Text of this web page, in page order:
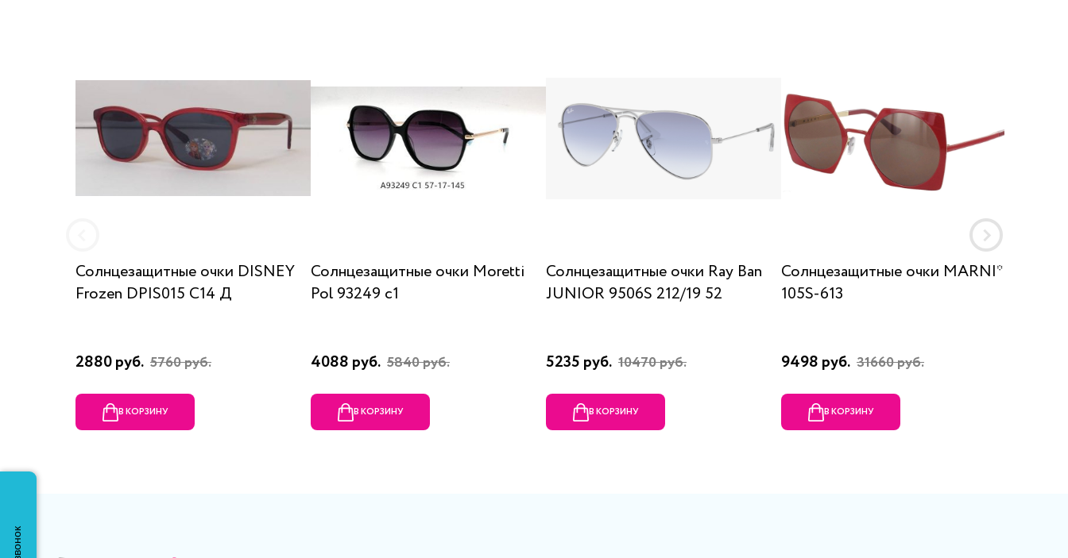
Солнцезащитные очки DISNEY
Frozen DPIS015 C14 Д
2880 руб. 5760 руб.
В КОРЗИНУ
Солнцезащитные очки Moretti
Pol 93249 c1
4088 руб. 5840 руб.
В КОРЗИНУ
Солнцезащитные очки Ray Ban
JUNIOR 9506S 212/19 52
5235 руб. 10470 руб.
В КОРЗИНУ
Солнцезащитные очки MARNI*
105S-613
9498 руб. 31660 руб.
В КОРЗИНУ